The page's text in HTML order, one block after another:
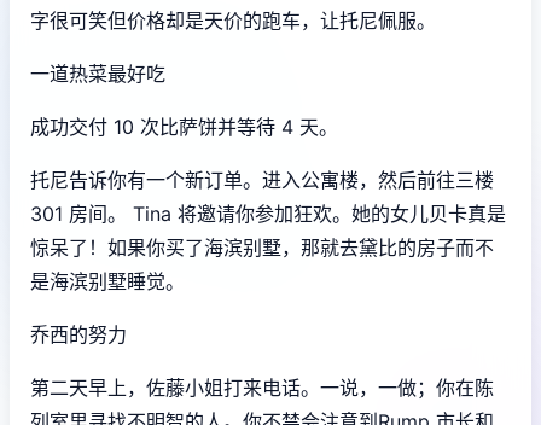
字很可笑但价格却是天价的跑车，让托尼佩服。
一道热菜最好吃
成功交付 10 次比萨饼并等待 4 天。
托尼告诉你有一个新订单。进入公寓楼，然后前往三楼
301 房间。 Tina 将邀请你参加狂欢。她的女儿贝卡真是
惊呆了！如果你买了海滨别墅，那就去黛比的房子而不
是海滨别墅睡觉。
乔西的努力
第二天早上，佐藤小姐打来电话。一说，一做；你在陈